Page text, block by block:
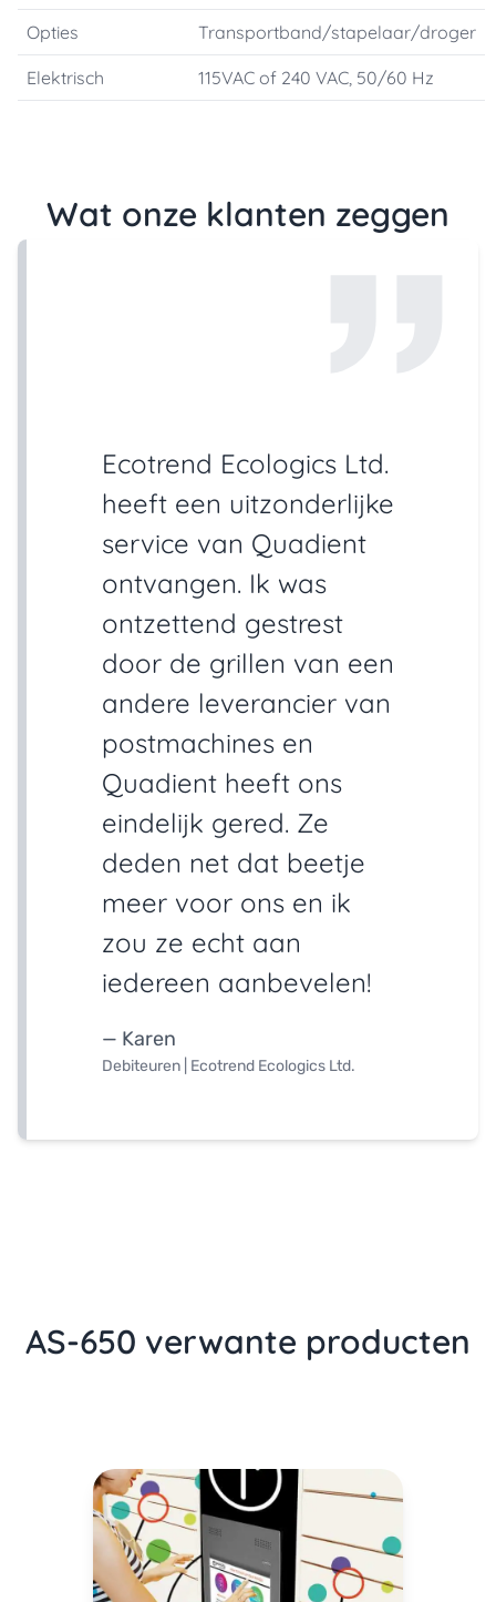
Opties Transportband/stapelaar/droger
Elektrisch 115VAC of 240 VAC, 50/60 Hz
Wat onze klanten zeggen
Ecotrend Ecologics Ltd.
heeft een uitzonderlijke
service van Quadient
ontvangen. Ik was
ontzettend gestrest
door de grillen van een
andere leverancier van
postmachines en
Quadient heeft ons
eindelijk gered. Ze
deden net dat beetje
meer voor ons en ik
zou ze echt aan
iedereen aanbevelen!
— Karen
Debiteuren | Ecotrend Ecologics Ltd.
AS-650 verwante producten